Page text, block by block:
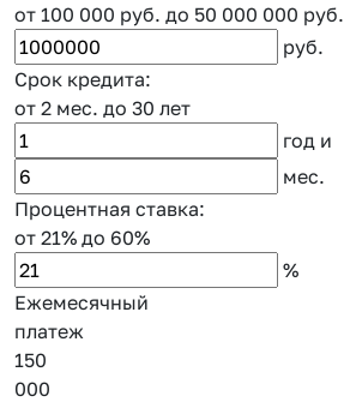
от 100 000 руб. до 50 000 000 руб.
руб.
Срок кредита:
от 2 мес. до 30 лет
год и
мес.
Процентная ставка:
от 21% до 60%
%
Ежемесячный
платеж
150
000